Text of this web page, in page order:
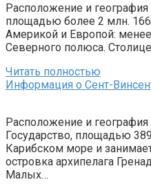
Расположение и
площадью более 2 млн.
Америкой и Европой:
Северного полюса.
Читать полностью
Информация о Сент-
Расположение и
Государство, площадью
Карибском море и
островка архипелага
Малых…